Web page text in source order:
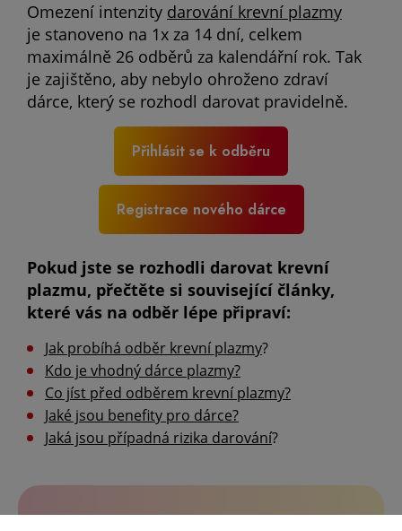
Omezení intenzity darování krevní plazmy
je stanoveno na 1x za 14 dní, celkem
maximálně 26 odběrů za kalendářní rok. Tak
je zajištěno, aby nebylo ohroženo zdraví
dárce, který se rozhodl darovat pravidelně.
Přihlásit se k odběru
Registrace nového dárce
Pokud jste se rozhodli darovat krevní
plazmu, přečtěte si související články,
které vás na odběr lépe připraví:
Jak probíhá odběr krevní plazmy?
Kdo je vhodný dárce plazmy?
Co jíst před odběrem krevní plazmy?
Jaké jsou benefity pro dárce?
Jaká jsou případná rizika darování?